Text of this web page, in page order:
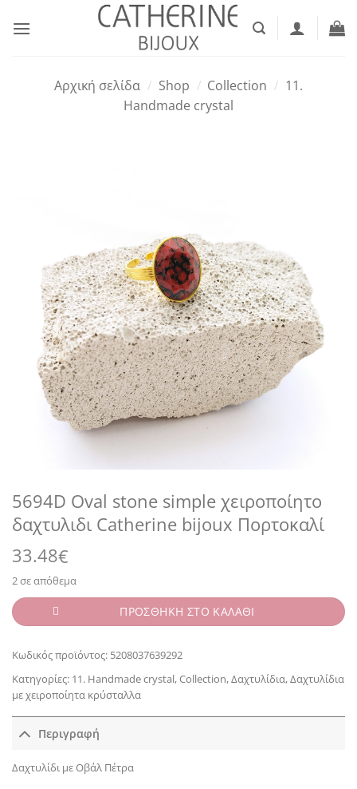
στο
Αρχική σελίδα / Shop / Collection / 11.
Handmade crystal
5694D Oval stone simple χειροποίητο
δαχτυλιδι Catherine bijoux Πορτοκαλί
33.48€
2 σε απόθεμα
ΠΡΟΣΘΗΚΗ ΣΤΟ ΚΑΛΑΘΙ
Κωδικός προϊόντος: 5208037639292
Κατηγορίες: 11. Handmade crystal,Collection,Δαχτυλίδια,Δαχτυλίδια
με χειροποίητα κρύσταλλα
Περιγραφή
Δαχτυλίδι με Οβάλ Πέτρα